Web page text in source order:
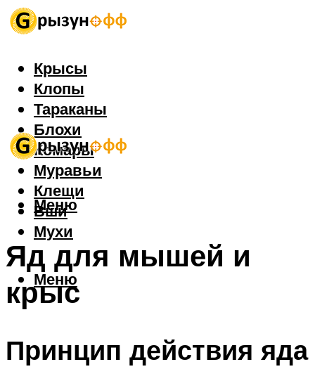
Крысы
Клопы
Тараканы
Блохи
Комары
Муравьи
Клещи
Вши
Мухи
Меню
Меню
Яд для мышей и
крыс
Принцип действия яда